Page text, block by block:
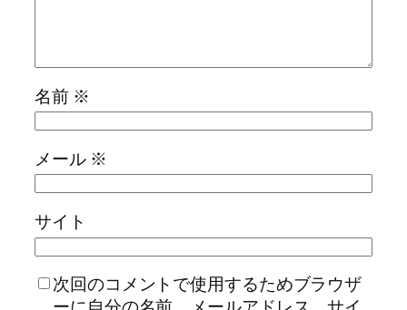
名前 ※
メール ※
サイト
次回のコメントで使用するためブラウザ